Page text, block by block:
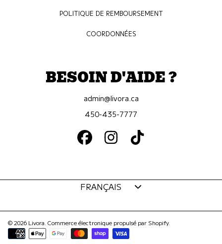
POLITIQUE DE REMBOURSEMENT
COORDONNÉES
BESOIN D'AIDE ?
admin@livora.ca
450-435-7777
FACEBOOKINSTAGRAMTIKTOK
© 2026 Livora. Commerce électronique propulsé par Shopify.
Modes
FRANÇAIS